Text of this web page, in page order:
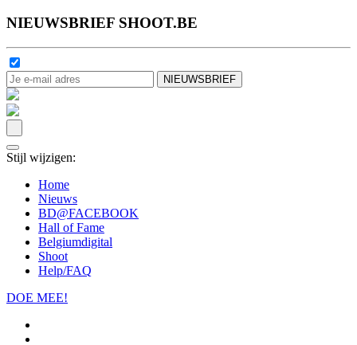
NIEUWSBRIEF SHOOT.BE
Stijl wijzigen:
Home
Nieuws
BD@FACEBOOK
Hall of Fame
Belgiumdigital
Shoot
Help/FAQ
DOE MEE!